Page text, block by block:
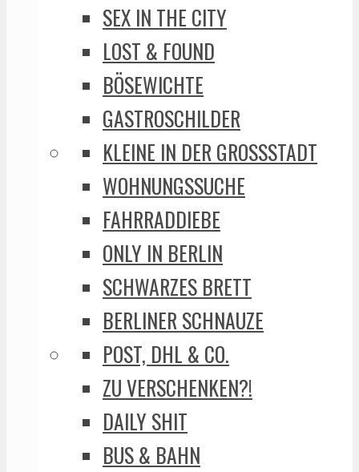
SEX IN THE CITY
LOST & FOUND
BÖSEWICHTE
GASTROSCHILDER
KLEINE IN DER GROSSSTADT
WOHNUNGSSUCHE
FAHRRADDIEBE
ONLY IN BERLIN
SCHWARZES BRETT
BERLINER SCHNAUZE
POST, DHL & CO.
ZU VERSCHENKEN?!
DAILY SHIT
BUS & BAHN